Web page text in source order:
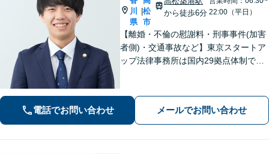
川
県
|松
市
から徒歩6分 22:00（平日）
【離婚・不倫の慰謝料・刑事事件(加害
者側)・交通事故など】東京スタートア
ップ法律事務所は国内29拠点体制で全
専門性の高い弁護士が寄り添い解決を
サポートします。
電話でお問い合わせ メールでお問い合わせ